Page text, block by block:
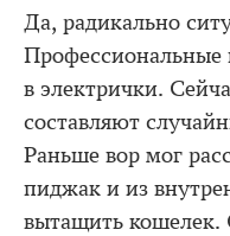
Да, радикально
Профессиональные
в электрички.
составляют
Раньше вор мог
пиджак и из
вытащить кошелек.